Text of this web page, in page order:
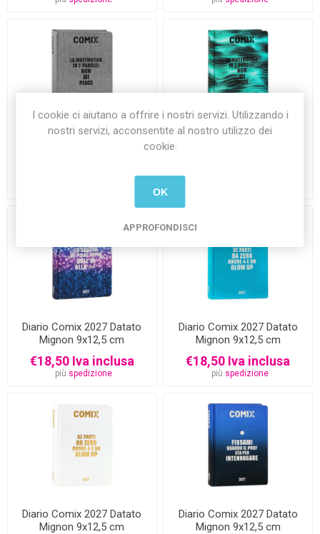
Diario Comix 2027 Datato
Diario Comix 2027 Datato
Mignon 9x12,5 cm
€18,50 Iva inclusa
più spedizione
Diario Comix 2027 Datato
Mignon 9x12,5 cm
€18,50 Iva inclusa
più spedizione
Diario Comix 2027 Datato
Mignon 9x12,5 cm
Diario Comix 2027 Datato
Mignon 9x12,5 cm
I cookie ci aiutano a offrire i nostri servizi. Utilizzando i
nostri servizi, acconsentite al nostro utilizzo dei
cookie.
OK
APPROFONDISCI